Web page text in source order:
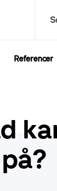
Referencer